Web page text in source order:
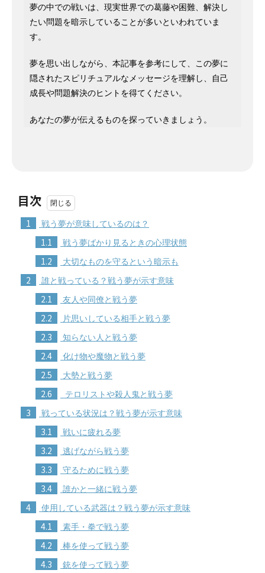
夢の中での戦いは、現実世界での葛藤や困難、解決し
たい問題を暗示していることが多いといわれていま
す。
夢を思い出しながら、本記事を参考にして、この夢に
隠されたスピリチュアルなメッセージを理解し、自己
成長や問題解決のヒントを得てください。
あなたの夢が伝えるものを探っていきましょう。
目次
1 戦う夢が意味しているのは？
1.1 戦う夢ばかり見るときの心理状態
1.2 大切なものを守るという暗示も
2 誰と戦っている？戦う夢が示す意味
2.1 友人や同僚と戦う夢
2.2 片思いしている相手と戦う夢
2.3 知らない人と戦う夢
2.4 化け物や魔物と戦う夢
2.5 大勢と戦う夢
2.6 テロリストや殺人鬼と戦う夢
3 戦っている状況は？戦う夢が示す意味
3.1 戦いに疲れる夢
3.2 逃げながら戦う夢
3.3 守るために戦う夢
3.4 誰かと一緒に戦う夢
4 使用している武器は？戦う夢が示す意味
4.1 素手・拳で戦う夢
4.2 棒を使って戦う夢
4.3 銃を使って戦う夢